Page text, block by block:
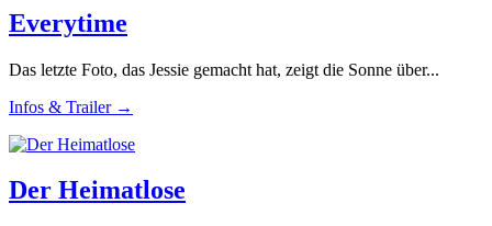
Everytime
Das letzte Foto, das Jessie gemacht hat, zeigt die Sonne über...
Infos & Trailer →
Der Heimatlose